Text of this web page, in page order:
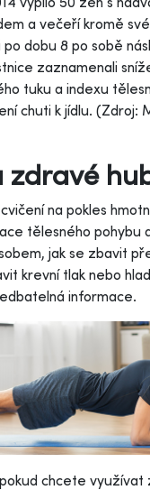
a večeří kromě
dobu 8 po sobě
zaznamenali
tuku a indexu
chuti k jídlu. (Zdroj:
zdravé
na pokles
tělesného pohybu
jak se zbavit
krevní tlak nebo
informace.
chcete využívat